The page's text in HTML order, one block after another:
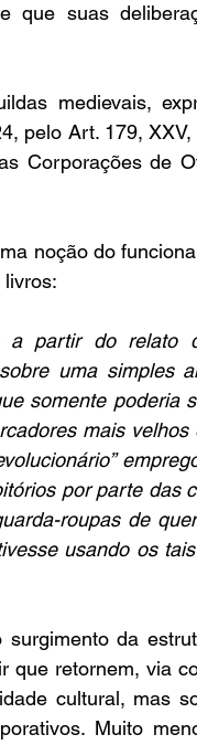
que suas
medievais,
pelo Art. 179,
Corporações de
noção do
a partir do relato
uma simples
somente poderia
mais velhos
por parte das
roupas de
usando os
da
que retornem, via
cultural, mas
Muito